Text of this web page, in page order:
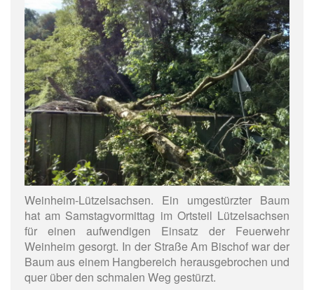
Weinheim-Lützelsachsen. Ein umgestürzter Baum
hat am Samstagvormittag im Ortsteil Lützelsachsen
für einen aufwendigen Einsatz der Feuerwehr
Weinheim gesorgt. In der Straße Am Bischof war der
Baum aus einem Hangbereich herausgebrochen und
quer über den schmalen Weg gestürzt.